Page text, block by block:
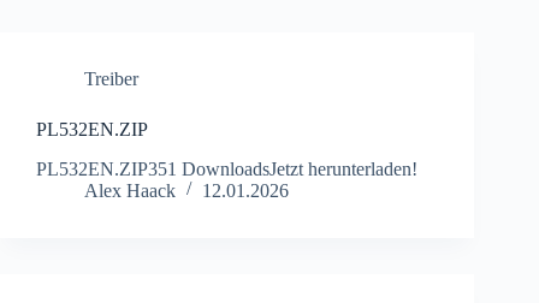
Treiber
PL532EN.ZIP
PL532EN.ZIP351 DownloadsJetzt herunterladen!
Alex Haack
12.01.2026